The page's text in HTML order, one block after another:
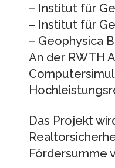
– Institut für
– Institut für
– Geophysica
An der RWTH
Das Projekt
Fördersumme